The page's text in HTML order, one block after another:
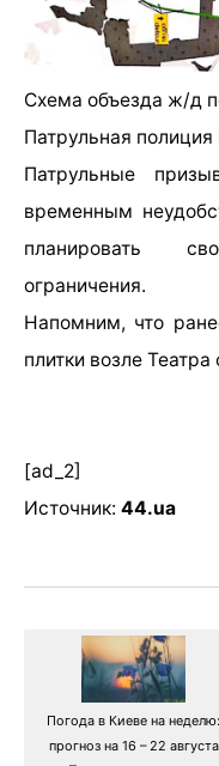
Схема объезда ж/д
Патрульная
Патрульные
временным
планировать
ограничения.
Напомним, что
плитки возле
[ad_2]
Источник: 44.ua
Погода в Киеве на неделю:
прогноз на 16 – 22 августа